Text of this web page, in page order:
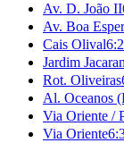
Av. D. João II
Av. Boa
Cais Olival
Jardim
Rot. Oliveiras
Al. Oceanos
Via Oriente /
Via Oriente